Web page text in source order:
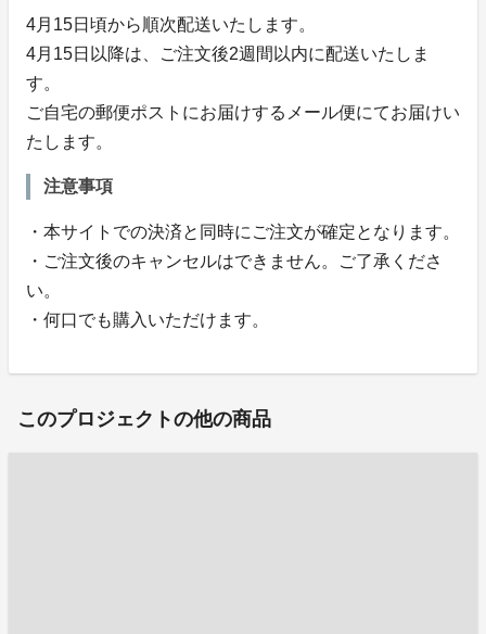
4月15日頃から順次配送いたします。
4月15日以降は、ご注文後2週間以内に配送いたしま
す。
ご自宅の郵便ポストにお届けするメール便にてお届けい
たします。
注意事項
・本サイトでの決済と同時にご注文が確定となります。
・ご注文後のキャンセルはできません。ご了承くださ
い。
・何口でも購入いただけます。
このプロジェクトの他の商品